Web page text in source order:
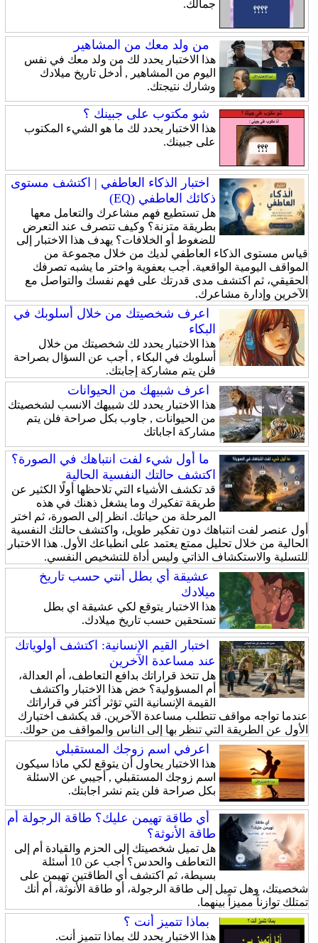
جمالك.
من ولد معك من المشاهير
هذا الاختبار يحدد لك من ولد معك في نفس
اليوم من المشاهير , أدخل تاريخ ميلادك
وشارك نتيجتك.
شو مكتوب على جبينك ؟
هذا الاختبار يحدد لك ما هو الشيء المكتوب
على جبينك.
اختبار الذكاء العاطفي | اكتشف مستوى
ذكائك العاطفي (EQ)
هل تستطيع فهم مشاعرك والتعامل معها
بطريقة متزنة؟ وكيف تتصرف عند التعرض
للضغوط أو الخلافات؟ يهدف هذا الاختبار إلى
قياس مستوى الذكاء العاطفي لديك من خلال مجموعة من
المواقف اليومية الواقعية. أجب بعفوية واختر ما يشبه تصرفك
الحقيقي، ثم اكتشف مدى قدرتك على فهم نفسك والتواصل مع
الآخرين وإدارة مشاعرك.
اعرف شخصيتك من خلال أسلوبك في
البكاء
هذا الاختبار يحدد لك شخصيتك من خلال
أسلوبك في البكاء , أجب عن السؤال بصراحة
فلن يتم مشاركة إجابتك.
اعرف شبيهك من الحيوانات
هذا الاختبار يحدد لك شبيهك الانسب لشخصيتك
من الحيوانات , جاوب بكل صراحة فلن يتم
مشاركة اجاباتك
ما أول شيء لفت انتباهك في الصورة؟
اكتشف حالتك النفسية الحالية
قد تكشف الأشياء التي تلاحظها أولًا الكثير عن
طريقة تفكيرك وما يشغل ذهنك في هذه
المرحلة من حياتك. انظر إلى الصورة، ثم اختر
أول عنصر لفت انتباهك دون تفكير طويل، واكتشف حالتك النفسية
الحالية من خلال تحليل ممتع يعتمد على انطباعك الأول. هذا الاختبار
للتسلية والاستكشاف الذاتي وليس أداة للتشخيص النفسي.
عشيقة أي بطل أنتي حسب تاريخ
ميلادك
هذا الاختبار يتوقع لكي عشيقة اي بطل
تستحقين حسب تاريخ ميلادك.
اختبار القيم الإنسانية: اكتشف أولوياتك
عند مساعدة الآخرين
هل تتخذ قراراتك بدافع التعاطف، أم العدالة،
أم المسؤولية؟ خض هذا الاختبار واكتشف
القيمة الإنسانية التي تؤثر أكثر في قراراتك
عندما تواجه مواقف تتطلب مساعدة الآخرين. قد يكشف اختيارك
الأول عن الطريقة التي تنظر بها إلى الناس والمواقف من حولك.
اعرفي اسم زوجك المستقبلي
هذا الاختبار يحاول أن يتوقع لكي ماذا سيكون
اسم زوجك المستقبلي , أجيبي عن الاسئلة
بكل صراحة فلن يتم نشر اجابتك.
أي طاقة تهيمن عليك؟ طاقة الرجولة أم
طاقة الأنوثة؟
هل تميل شخصيتك إلى الحزم والقيادة أم إلى
التعاطف والحدس؟ أجب عن 10 أسئلة
بسيطة، ثم اكتشف أي الطاقتين تهيمن على
شخصيتك، وهل تميل إلى طاقة الرجولة، أو طاقة الأنوثة، أم أنك
تمتلك توازناً مميزاً بينهما.
بماذا تتميز أنت ؟
هذا الاختبار يحدد لك بماذا تتميز أنت.